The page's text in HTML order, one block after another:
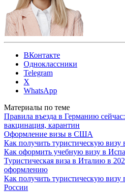
ВКонтакте
Одноклассники
Telegram
X
WhatsApp
Материалы по теме
Правила въезда в Германию
вакцинация, карантин
Оформление визы в США
Как получить туристическую
Как оформить учебную визу в
Туристическая виза в Италию в
оформлению
Как получить туристическую
России